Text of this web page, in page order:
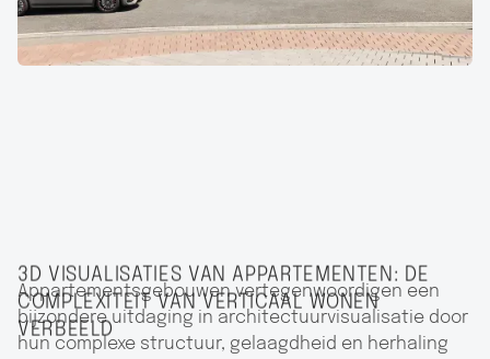
3D VISUALISATIES VAN APPARTEMENTEN: DE
COMPLEXITEIT VAN VERTICAAL WONEN
VERBEELD
Appartementsgebouwen vertegenwoordigen een
bijzondere uitdaging in architectuurvisualisatie door
hun complexe structuur, gelaagdheid en herhaling